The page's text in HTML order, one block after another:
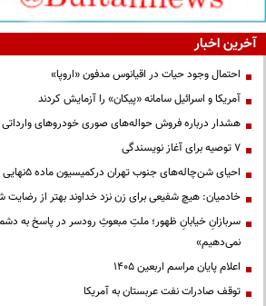
آخرین اخبار
احتمال وجود حیات در اقیانوس مدفون «اروپا»
آمریکا و اسرائیل سامانه «پیکان» را آزمایش کردند
هشدار درباره فروش حواله‌های صوری خودروهای وارداتی
۷ توصیه برای آغاز نویسندگی
احیای شن‌چاله‌های جنوب تهران درکمیسیون ماده ۵نهایی شد
خادمیان: هیچ شفیعی برای زن نزد خداوند بهتر از
سربازانِ خیابانِ ظهور؛ ملتِ مبعوثِ رودسر در پاسخ به
نمی‌دهیم»
اعلام پایان مراسم اربعین ۱۴۰۵
توقف صادرات نفت عربستان به آمریکا